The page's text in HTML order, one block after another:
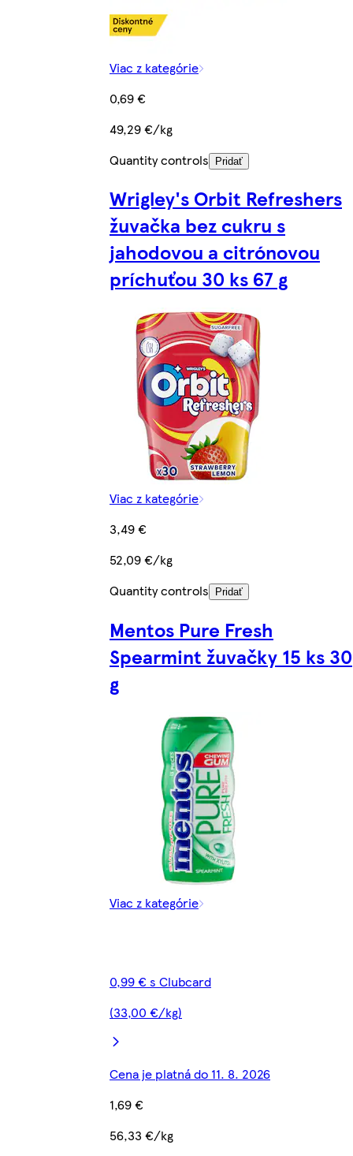
Viac z kategórie
0,69 €
49,29 €/kg
Quantity controls
Pridať
Wrigley's Orbit Refreshers
žuvačka bez cukru s
jahodovou a citrónovou
príchuťou 30 ks 67 g
Viac z kategórie
3,49 €
52,09 €/kg
Quantity controls
Pridať
Mentos Pure Fresh
Spearmint žuvačky 15 ks 30
g
Viac z kategórie
0,99 € s Clubcard
(33,00 €/kg)
Cena je platná do 11. 8. 2026
1,69 €
56,33 €/kg